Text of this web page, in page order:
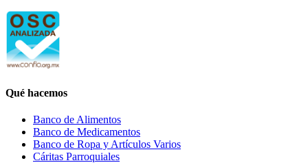
Qué hacemos
Banco de Alimentos
Banco de Medicamentos
Banco de Ropa y Artículos Varios
Cáritas Parroquiales